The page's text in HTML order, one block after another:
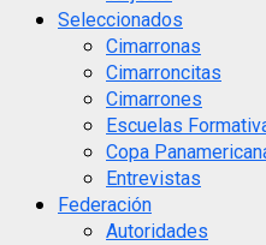
Seleccionados
Cimarronas
Cimarroncitas
Cimarrones
Escuelas
Copa
Entrevistas
Federación
Autoridades